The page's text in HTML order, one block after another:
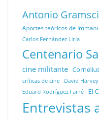
Antonio Gramsci
Aportes teóricos de
Carlos Fernández Liria
Centenario
cine militante
críticas de cine David Harvey
Eduard Rodríguez Farré El
Entrevistas